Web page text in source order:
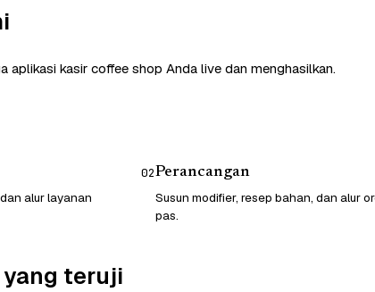
aplikasi kasir coffee shop Anda live dan menghasilkan.
alur layanan
02Perancangan
Susun modifier, resep bahan, dan alur
pas.
teruji